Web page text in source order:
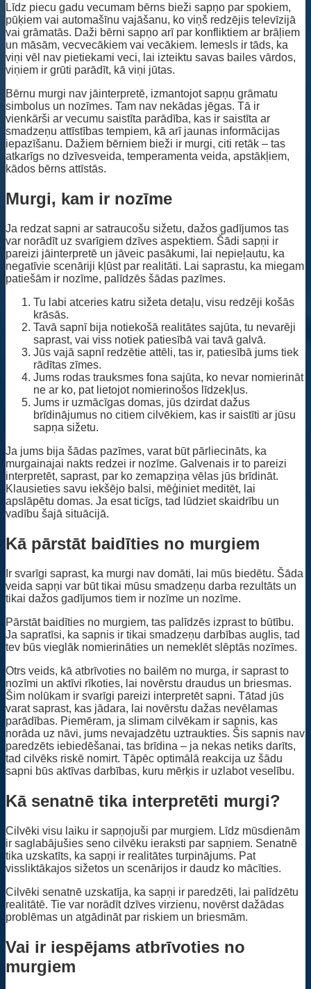
Līdz piecu gadu vecumam bērns bieži sapņo par spokiem,
pūķiem vai automašīnu vajāšanu, ko viņš redzējis televīzijā
vai grāmatās. Daži bērni sapņo arī par konfliktiem ar brāļiem
un māsām, vecvecākiem vai vecākiem. Iemesls ir tāds, ka
viņi vēl nav pietiekami veci, lai izteiktu savas bailes vārdos,
viņiem ir grūti parādīt, kā viņi jūtas.
Bērnu murgi nav jāinterpretē, izmantojot sapņu grāmatu
simbolus un nozīmes. Tam nav nekādas jēgas. Tā ir
vienkārši ar vecumu saistīta parādība, kas ir saistīta ar
smadzeņu attīstības tempiem, kā arī jaunas informācijas
iepazīšanu. Dažiem bērniem bieži ir murgi, citi retāk – tas
atkarīgs no dzīvesveida, temperamenta veida, apstākļiem,
kādos bērns attīstās.
Murgi, kam ir nozīme
Ja redzat sapni ar satraucošu sižetu, dažos gadījumos tas
var norādīt uz svarīgiem dzīves aspektiem. Šādi sapņi ir
pareizi jāinterpretē un jāveic pasākumi, lai nepieļautu, ka
negatīvie scenāriji kļūst par realitāti. Lai saprastu, ka miegam
patiešām ir nozīme, palīdzēs šādas pazīmes.
Tu labi atceries katru sižeta detaļu, visu redzēji košās
krāsās.
Tavā sapnī bija notiekošā realitātes sajūta, tu nevarēji
saprast, vai viss notiek patiesībā vai tavā galvā.
Jūs vajā sapnī redzētie attēli, tas ir, patiesībā jums tiek
rādītas zīmes.
Jums rodas trauksmes fona sajūta, ko nevar nomierināt
ne ar ko, pat lietojot nomierinošos līdzekļus.
Jums ir uzmācīgas domas, jūs dzirdat dažus
brīdinājumus no citiem cilvēkiem, kas ir saistīti ar jūsu
sapņa sižetu.
Ja jums bija šādas pazīmes, varat būt pārliecināts, ka
murgainajai nakts redzei ir nozīme. Galvenais ir to pareizi
interpretēt, saprast, par ko zemapziņa vēlas jūs brīdināt.
Klausieties savu iekšējo balsi, mēģiniet meditēt, lai
apslāpētu domas. Ja esat ticīgs, tad lūdziet skaidrību un
vadību šajā situācijā.
Kā pārstāt baidīties no murgiem
Ir svarīgi saprast, ka murgi nav domāti, lai mūs biedētu. Šāda
veida sapņi var būt tikai mūsu smadzeņu darba rezultāts un
tikai dažos gadījumos tiem ir nozīme un nozīme.
Pārstāt baidīties no murgiem, tas palīdzēs izprast to būtību.
Ja sapratīsi, ka sapnis ir tikai smadzeņu darbības auglis, tad
tev būs vieglāk nomierināties un nemeklēt slēptās nozīmes.
Otrs veids, kā atbrīvoties no bailēm no murga, ir saprast to
nozīmi un aktīvi rīkoties, lai novērstu draudus un briesmas.
Šim nolūkam ir svarīgi pareizi interpretēt sapni. Tātad jūs
varat saprast, kas jādara, lai novērstu dažas nevēlamas
parādības. Piemēram, ja slimam cilvēkam ir sapnis, kas
norāda uz nāvi, jums nevajadzētu uztraukties. Šis sapnis nav
paredzēts iebiedēšanai, tas brīdina – ja nekas netiks darīts,
tad cilvēks riskē nomirt. Tāpēc optimālā reakcija uz šādu
sapni būs aktīvas darbības, kuru mērķis ir uzlabot veselību.
Kā senatnē tika interpretēti murgi?
Cilvēki visu laiku ir sapņojuši par murgiem. Līdz mūsdienām
ir saglabājušies seno cilvēku ieraksti par sapņiem. Senatnē
tika uzskatīts, ka sapņi ir realitātes turpinājums. Pat
vissliktākajos sižetos un scenārijos ir daudz ko mācīties.
Cilvēki senatnē uzskatīja, ka sapņi ir paredzēti, lai palīdzētu
realitātē. Tie var norādīt dzīves virzienu, novērst dažādas
problēmas un atgādināt par riskiem un briesmām.
Vai ir iespējams atbrīvoties no
murgiem